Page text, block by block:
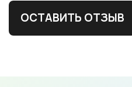
ОСТАВИТЬ ОТЗЫВ